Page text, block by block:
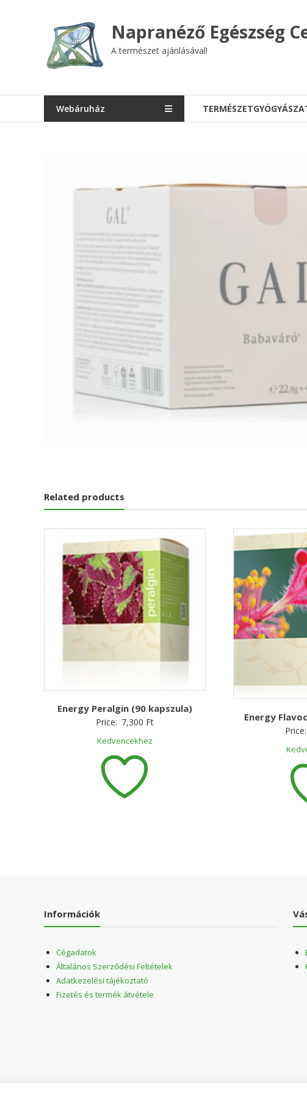
Napranéző Egészség
A természet ajánlásával!
Webáruház
Related products
Energy Peralgin (90 kapszula)
Price: 7,300 Ft
Kedvencekhez
Energy
Price:
Információk
Cégadatok
Általános Szerződési Feltételek
Adatkezelési tájékoztató
Fizetés és termék átvétele